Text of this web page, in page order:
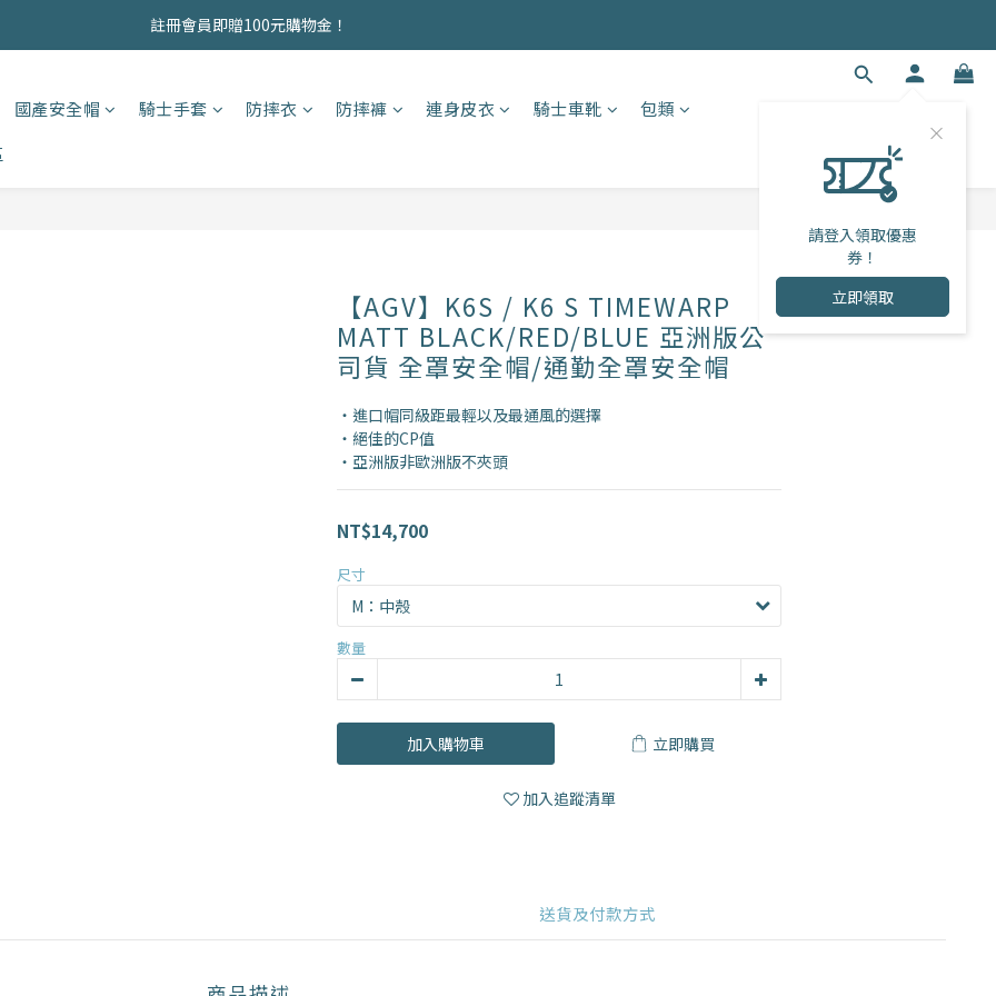
商品均為現貨，歡迎直接下單！
註冊會員即贈100元購物金！
請登入領取優惠
券！
立即領取
國產安全帽 騎士手套 防摔衣 防摔褲 連身皮衣 騎士車靴
包類
【AGV】K6S / K6 S TIMEWARP
MATT BLACK/RED/BLUE 亞洲版公
司貨 全罩安全帽/通勤全罩安全帽
・進口帽同級距最輕以及最通風的選擇
・絕佳的CP值
・亞洲版非歐洲版不夾頭
NT$14,700
尺寸
數量
加入購物車 立即購買
加入追蹤清單
送貨及付款方式
立即購買